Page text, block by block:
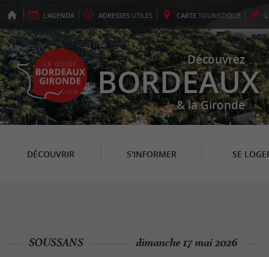
L'AGENDA ADRESSES UTILES CARTE TOURISTIQUE
Découvrez
BORDEAUX
& la Gironde
DÉCOUVRIR S'INFORMER SE
SOUSSANS dimanche 17 mai 2026